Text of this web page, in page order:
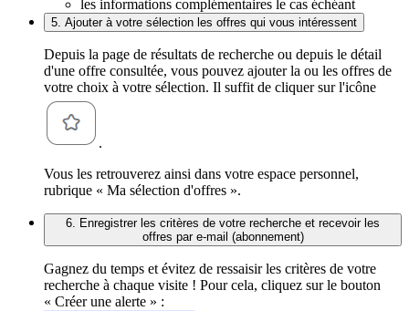
les informations complémentaires le cas échéant
5. Ajouter à votre sélection les offres qui vous intéressent
Depuis la page de résultats de recherche ou depuis le détail
d'une offre consultée, vous pouvez ajouter la ou les offres de
votre choix à votre sélection. Il suffit de cliquer sur l'icône
.
Vous les retrouverez ainsi dans votre espace personnel,
rubrique « Ma sélection d'offres ».
6. Enregistrer les critères de votre recherche et recevoir les
offres par e-mail (abonnement)
Gagnez du temps et évitez de ressaisir les critères de votre
recherche à chaque visite ! Pour cela, cliquez sur le bouton
« Créer une alerte » :